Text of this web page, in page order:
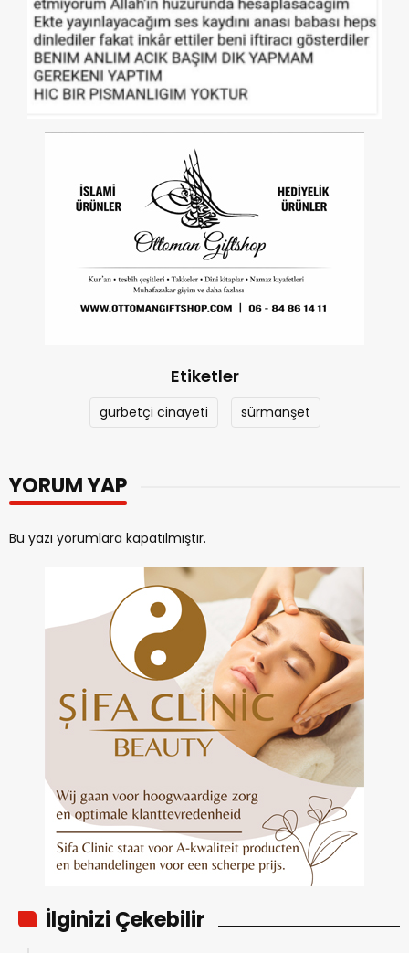
Etiketler
gurbetçi cinayeti sürmanşet
YORUM YAP
Bu yazı yorumlara kapatılmıştır.
İlginizi Çekebilir